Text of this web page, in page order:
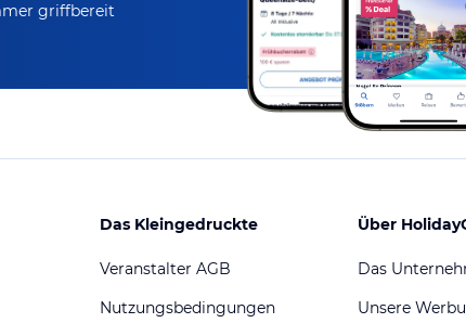
griffbereit
Das Kleingedruckte
Veranstalter AGB
Nutzungsbedingungen
Über
Das
Unsere